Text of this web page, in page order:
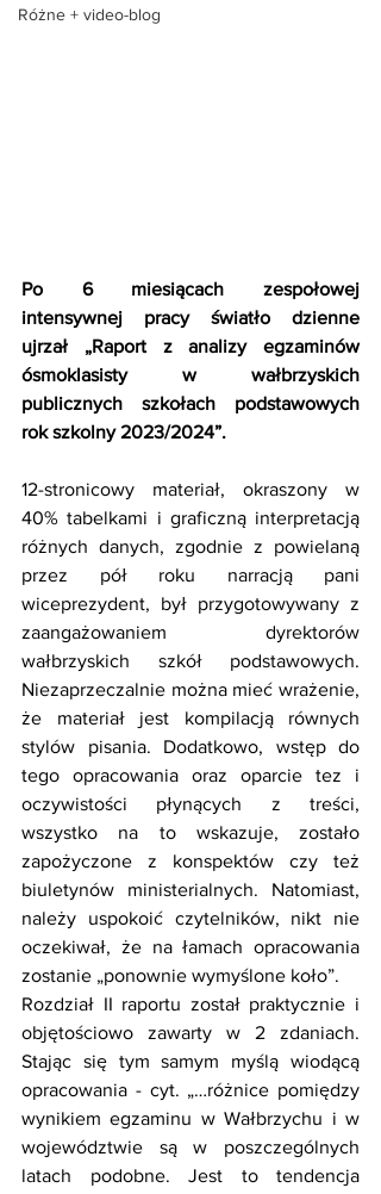
Różne + video-blog
Po 6 miesiącach zespołowej
intensywnej pracy światło dzienne
ujrzał „Raport z analizy egzaminów
ósmoklasisty w wałbrzyskich
publicznych szkołach podstawowych
rok szkolny 2023/2024”.
12-stronicowy materiał, okraszony w
40% tabelkami i graficzną interpretacją
różnych danych, zgodnie z powielaną
przez pół roku narracją pani
wiceprezydent, był przygotowywany z
zaangażowaniem dyrektorów
wałbrzyskich szkół podstawowych.
Niezaprzeczalnie można mieć wrażenie,
że materiał jest kompilacją równych
stylów pisania. Dodatkowo, wstęp do
tego opracowania oraz oparcie tez i
oczywistości płynących z treści,
wszystko na to wskazuje, zostało
zapożyczone z konspektów czy też
biuletynów ministerialnych. Natomiast,
należy uspokoić czytelników, nikt nie
oczekiwał, że na łamach opracowania
zostanie „ponownie wymyślone koło”.
Rozdział II raportu został praktycznie i
objętościowo zawarty w 2 zdaniach.
Stając się tym samym myślą wiodącą
opracowania - cyt. „…różnice pomiędzy
wynikiem egzaminu w Wałbrzychu i w
województwie są w poszczególnych
latach podobne. Jest to tendencja